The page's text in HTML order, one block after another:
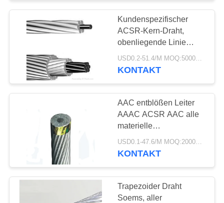
Abgeschirmtes
Instrument-Kabel
niedriger Rauch null
Halogenkabel
88
Kundenspezifischer
ACSR-Kern-Draht,
obenliegende Linie
Leiter ASTM Standard
Iec-LÄRM-BS CSA
KONTAKT
AAC entblößen Leiter
AAAC ACSR AAC alle
materielle
Aluminiumgröße 6-
1000mm2
USD0.1-47.6/M MOQ:2000meter
KONTAKT
Trapezoider Draht
Soems, aller